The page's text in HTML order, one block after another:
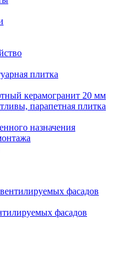
плитка
керамогранит 20 мм
парапетная плитка
назначения
фасадов
фасадов